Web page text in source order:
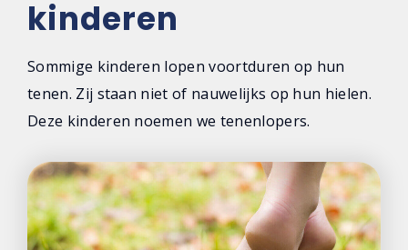
kinderen
Sommige kinderen lopen voortduren op hun
tenen. Zij staan niet of nauwelijks op hun hielen.
Deze kinderen noemen we tenenlopers.